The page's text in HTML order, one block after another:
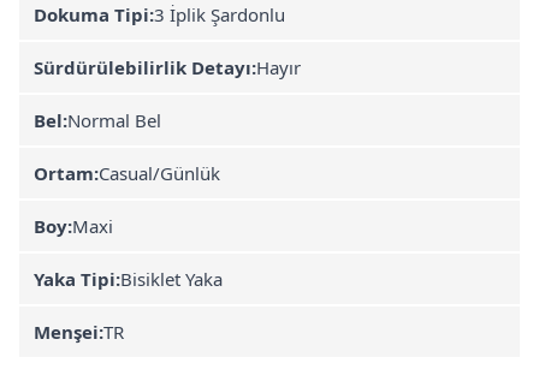
Dokuma Tipi:3 İplik Şardonlu
Sürdürülebilirlik Detayı:Hayır
Bel:Normal Bel
Ortam:Casual/Günlük
Boy:Maxi
Yaka Tipi:Bisiklet Yaka
Menşei:TR